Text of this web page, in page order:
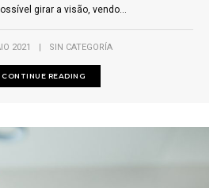
girar a visão, vendo...
2021 | SIN CATEGORÍA
CONTINUE READING